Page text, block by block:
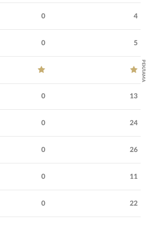
0 4
0 5
РЕКЛАМА
0 13
0 24
0 26
0 11
0 22